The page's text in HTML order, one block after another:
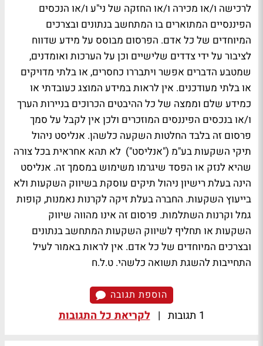
לרכישה ו/או מכירה ו/או החזקה של ני"ע ו/או הנכסים
הפיננסיים המתוארים בו המתחשב בנתונים ובצרכים
המיוחדים של כל אדם. הפרסום מבוסס על מידע שדווח
לציבור על ידי צדדים שלישיים וכן על הערכות ואומדנים,
שמטבע הדברים אפשר ויתבררו כחסרים, או בלתי מדויקים
או בלתי מעודכנים. אין לראות במידע המוצג כעובדתי או
כמידע שלם וממצה של כל ההיבטים הכרוכים בניירות הערך
ו/או בנכסים הפיננסים המוזכרים ולכן אין לקבל על סמך
פרסום זה בלבד החלטות השקעה כלשהן. אנליסט ניהול
תיקי השקעות בע"מ ("אנליסט") לא תהא אחראית בכל צורה
שהיא לנזק או הפסד שיגרמו משימוש במסמך זה. אנליסט
הינה בעלת רישיון ניהול תיקים עוסקת בשיווק השקעות ולא
בייעוץ השקעות. החברה בעלת זיקה לקרנות נאמנות, קופות
גמל וקרנות השתלמות. פרסום זה אינו מהווה שיווק
השקעות או תחליף לשיווק השקעות המתחשב בנתונים
ובצרכים המיוחדים של כל אדם. אין לראות באמור לעיל
התחייבות להשגת תשואה כלשהי. ט.ל.ח
הוספת תגובה
1 תגובות | לקריאת כל התגובות